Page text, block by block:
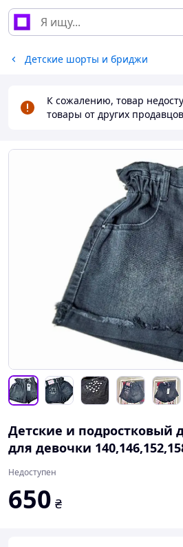
Детские шорты и бриджи
К сожалению, товар
товары от других продавцов
Детские и
для девочки
Недоступен
650 ₴